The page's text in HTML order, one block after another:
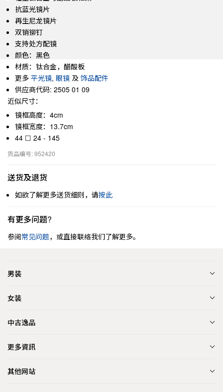
抗蓝光镜片
再生尼龙镜片
双销铆钉
支持处方配镜
颜色：黑色
材质：钛合金，醋酸板
更多 平光镜, 眼镜 及 饰品配件
供应商代码: 2505 01 09
近似尺寸：
镜框高度：4cm
镜框宽度：13.7cm
44 ☐ 24 - 145
货品编号: 952420
送货及退货
如欲了解更多送货细则，请按此
有更多问题?
参阅常见问题，或直接联络我们了解更多。
男装
女装
中古逸品
更多資訊
其他网站